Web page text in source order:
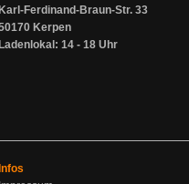
Karl-Ferdinand-Braun-Str. 33
Kerpen
Ladenlokal: 14 - 18 Uhr
Infos